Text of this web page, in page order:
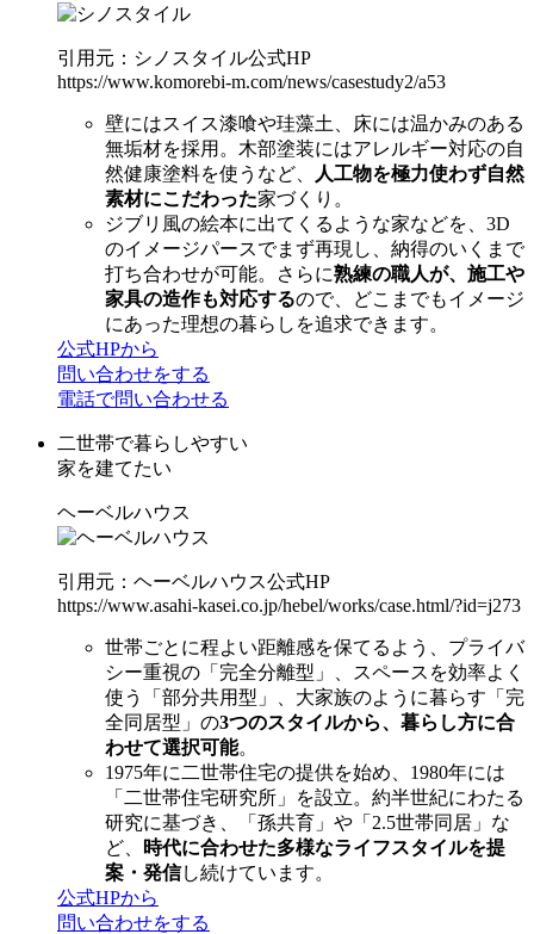
引用元：シノスタイル公式HP
https://www.komorebi-m.com/news/casestudy2/a53
壁にはスイス漆喰や珪藻土、床には温かみのある
無垢材を採用。木部塗装にはアレルギー対応の自
然健康塗料を使うなど、
人工物を極力使わず自然
素材にこだわった家づくり。
ジブリ風の絵本に出てくるような家などを、3D
のイメージパースでまず再現し、納得のいくまで
打ち合わせが可能。さらに熟練の職人が、施工や
家具の造作も対応するので、どこまでもイメージ
にあった理想の暮らしを追求できます。
公式HPから
問い合わせをする
電話で問い合わせる
二世帯で暮らしやすい
家を建てたい
ヘーベルハウス
引用元：ヘーベルハウス公式HP
https://www.asahi-kasei.co.jp/hebel/works/case.html/?id=j273
世帯ごとに程よい距離感を保てるよう、プライバ
シー重視の「完全分離型」、スペースを効率よく
使う「部分共用型」、大家族のように暮らす「完
全同居型」の3つのスタイルから、暮らし方に合
わせて選択可能。
1975年に二世帯住宅の提供を始め、1980年には
「二世帯住宅研究所」を設立。約半世紀にわたる
研究に基づき、「孫共育」や「2.5世帯同居」な
ど、
時代に合わせた多様なライフスタイルを提
案・発信し続けています。
公式HPから
問い合わせをする